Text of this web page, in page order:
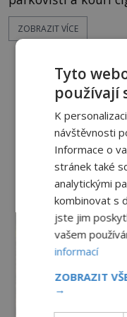
chystá se nastoupit
mladí chlapci,
„Pane, byl byste
pouhých několik
zeptá se suverénně
ZOBRAZIT VÍCE
Tyto
používají
K
návštěvnosti
Informace o
stránek také
analytickými
kombinovat s
jste jim
vašem
informací
ZOBRAZIT
→